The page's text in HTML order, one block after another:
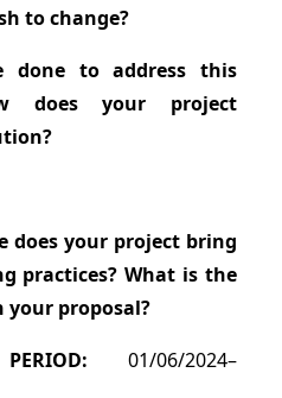
to change?
done to address this
does your project
does your project bring
practices? What is the
proposal?
01/06/2024–